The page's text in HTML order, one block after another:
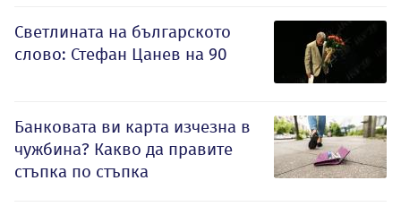
Светлината на българското
слово: Стефан Цанев на 90
Банковата ви карта изчезна в
чужбина? Какво да правите
стъпка по стъпка